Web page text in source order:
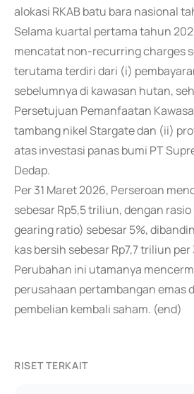
alokasi RKAB batu bara nasional
Selama kuartal pertama tahun
mencatat non-recurring charges
terutama terdiri dari (i)
sebelumnya di kawasan hutan,
Persetujuan Pemanfaatan
tambang nikel Stargate dan (ii)
atas investasi panas bumi PT
Dedap.
Per 31 Maret 2026, Perseroan
sebesar Rp5,5 triliun, dengan
gearing ratio) sebesar 5%,
kas bersih sebesar Rp7,7 triliun per
Perubahan ini utamanya
perusahaan pertambangan emas
pembelian kembali saham. (end)
RISET TERKAIT